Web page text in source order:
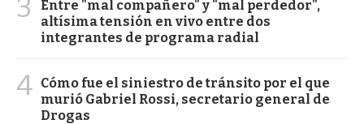
3
Entre "mal compañero" y "mal perdedor",
altísima tensión en vivo entre dos
integrantes de programa radial
4 Cómo fue el siniestro de tránsito por el que
murió Gabriel Rossi, secretario general de
Drogas